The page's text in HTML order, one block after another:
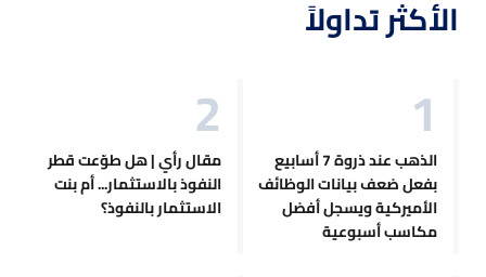
الأكثر تداولاً
الذهب عند ذروة 7 أسابيع
بفعل ضعف بيانات الوظائف
الأميركية ويسجل أفضل
مكاسب أسبوعية
مقال رأي | هل طوّعت قطر
النفوذ بالاستثمار... أم بنت
الاستثمار بالنفوذ؟